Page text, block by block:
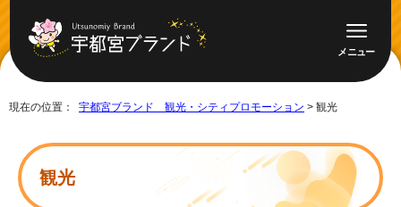
メニュー
現在の位置： 宇都宮ブランド 観光・シティプロモーション > 観光
観光